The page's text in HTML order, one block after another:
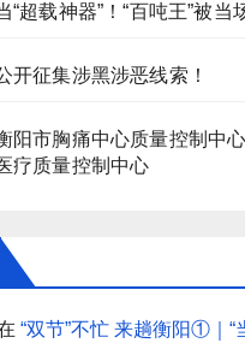
“超载神器”！“百吨王”被当
开征集涉黑涉恶线索！
阳市胸痛中心质量控制中
疗质量控制中心
“双节”不忙 来趟衡阳①｜“